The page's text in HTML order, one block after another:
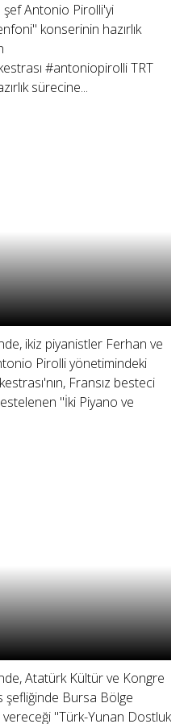
şef Antonio Pirolli'yi
konserinin hazırlık
#antoniopirolli TRT
sürecine...
ikiz piyanistler Ferhan ve
Pirolli yönetimindeki
Fransız besteci
"İki Piyano ve
Atatürk Kültür ve Kongre
şefliğinde Bursa Bölge
vereceği "Türk-Yunan Dostluk